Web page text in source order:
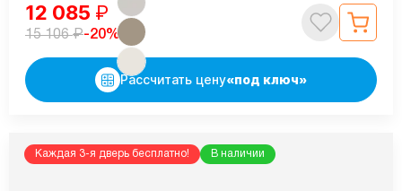
12 085 ₽
15 106₽-20%
Рассчитать цену«под ключ»
Каждая 3-я дверь бесплатно! В наличии